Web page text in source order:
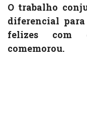
O trabalho
diferencial
felizes com
comemorou.